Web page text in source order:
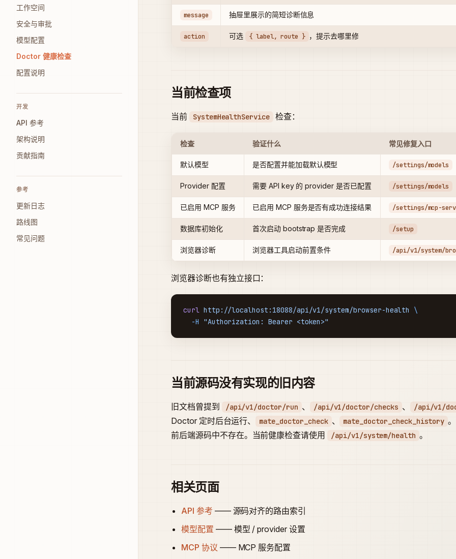
工作空间
安全与审批
模型配置
Doctor 健康检查
配置说明
开发
API 参考
架构说明
贡献指南
参考
更新日志
路线图
常见问题
message 抽屉里展示的简短诊断信息
action 可选 { label, route } ，提示去哪里修
当前检查项
当前 SystemHealthService 检查：
检查 验证什么 常见修复入口
默认模型 是否配置并能加载默认模型 /settings/models
Provider 配置 需要 API key 的 provider 是否已配置 /settings/models
已启用 MCP 服务 已启用 MCP 服务是否有成功连接结果 /settings/mcp-
数据库初始化 首次启动 bootstrap 是否完成 /setup
浏览器诊断 浏览器工具启动前置条件 /api/v1/system/
浏览器诊断也有独立接口：
curl http://localhost:18088/api/v1/system/browser-health
\
  -H
"Authorization: Bearer <token>"
当前源码没有实现的旧内容
旧文档曾提到 /api/v1/doctor/run 、 /api/v1/doctor/checks 、 /api/v1/
Doctor 定时后台运行、 mate_doctor_check 、 mate_doctor_check_history
前后端源码中不存在。当前健康检查请使用
/api/v1/system/health 。
相关页面
API 参考 —— 源码对齐的路由索引
模型配置 —— 模型 / provider 设置
MCP 协议 —— MCP 服务配置